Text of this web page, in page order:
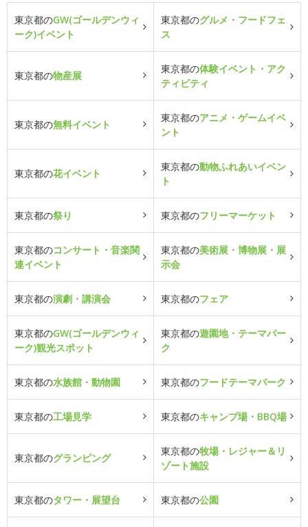
東京都のGW(ゴールデンウィ
ーク)イベント
東京都のグルメ・フードフェ
ス
東京都の物産展
東京都の体験イベント・アク
ティビティ
東京都の無料イベント
東京都のアニメ・ゲームイベ
ント
東京都の花イベント
東京都の動物ふれあいイベン
ト
東京都の祭り 東京都のフリーマーケット
東京都のコンサート・音楽関
連イベント
東京都の美術展・博物展・展
示会
東京都の演劇・講演会 東京都のフェア
東京都のGW(ゴールデンウィ
ーク)観光スポット
東京都の遊園地・テーマパー
ク
東京都の水族館・動物園 東京都のフードテーマパーク
東京都の工場見学 東京都のキャンプ場・BBQ場
東京都のグランピング
東京都の牧場・レジャー＆リ
ゾート施設
東京都のタワー・展望台 東京都の公園